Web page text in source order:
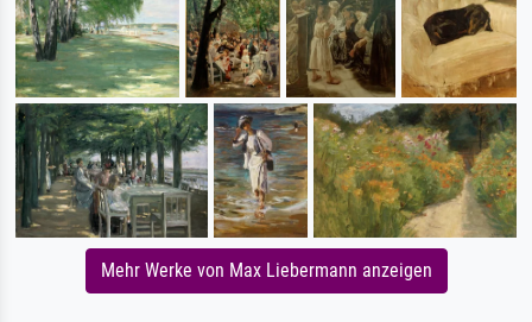
Mehr Werke von Max Liebermann anzeigen